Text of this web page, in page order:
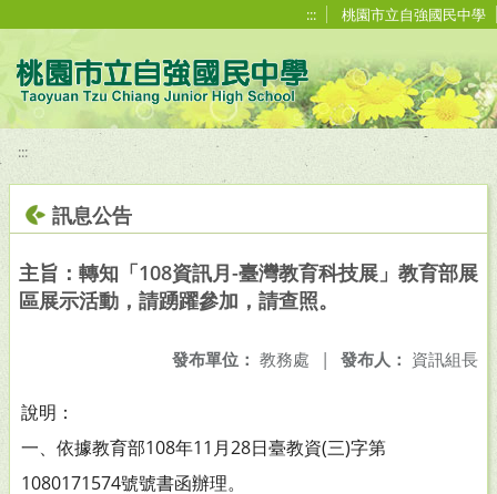
::: 桃園市立自強國民中學
:::
訊息公告
主旨：轉知「108資訊月-臺灣教育科技展」教育部展
區展示活動，請踴躍參加，請查照。
發布人： 資訊組長
發布單位： 教務處 |
說明：
一、依據教育部108年11月28日臺教資(三)字第
1080171574號號書函辦理。